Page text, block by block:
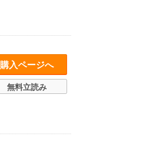
購入ページへ
無料立読み